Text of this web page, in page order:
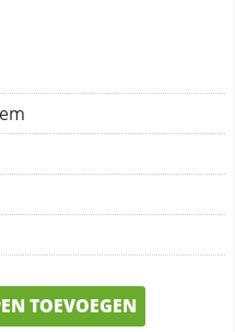
TOEVOEGEN